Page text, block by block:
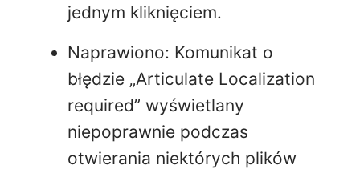
jednym kliknięciem.
Naprawiono: Komunikat o
błędzie „Articulate Localization
required” wyświetlany
niepoprawnie podczas
otwierania niektórych plików